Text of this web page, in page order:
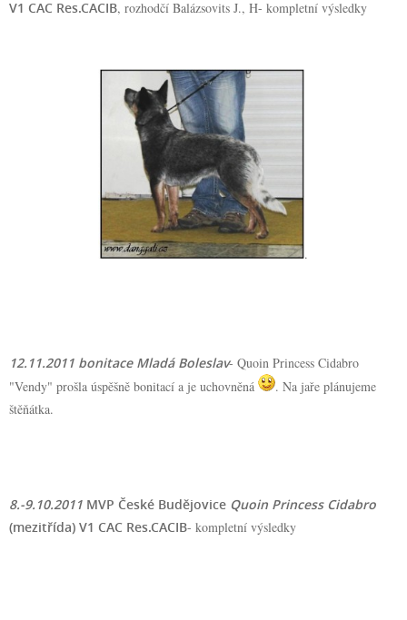
V1 CAC Res.CACIB, rozhodčí Balázsovits J., H- kompletní výsledky
.
12.11.2011 bonitace Mladá Boleslav- Quoin Princess Cidabro
"Vendy" prošla úspěšně bonitací a je uchovněná
. Na jaře plánujeme
štěňátka.
8.-9.10.2011 MVP České Budějovice Quoin Princess Cidabro
(mezitřída) V1 CAC Res.CACIB- kompletní výsledky